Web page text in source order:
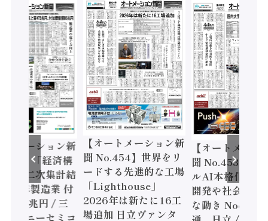
トメーション新
】「経済構
調査二次集計結
年製造業 付
額86兆円 / 三
とソニーセミコ
【オートメーション新
聞 No.454】世界をリ
ードする先進的な工場
「Lighthouse」
2026年は新たに16工
場追加 日立ヴァンタ
【オートメーシ
聞 No.453】フ
ルAI本格化へ
開発や社会実装
な動き Noetra